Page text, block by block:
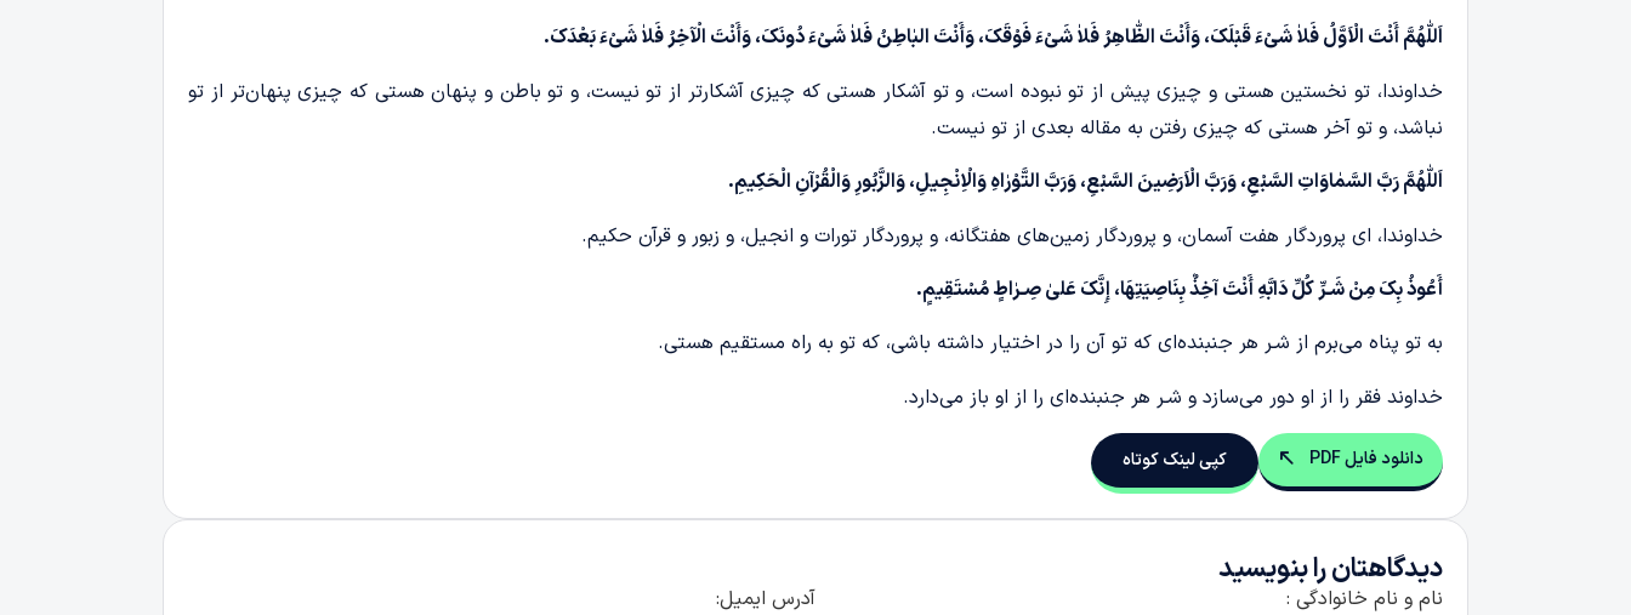
اَللّٰهُمَّ أَنْتَ الْاَوَّلُ فَلاٰ شَیْءَ قَبْلَکَ، وَأَنْتَ الظّٰاهِرُ فَلاٰ شَیْءَ فَوْقَکَ، وَأَنْتَ البٰاطِنُ فَلاٰ شَیْءَ دُونَکَ، وَأَنْتَ الْآخِرُ فَلاٰ شَیْءَ بَعْدَکَ.
خداوندا، تو نخستین هستی و چیزی پیش از تو نبوده است، و تو آشکار هستی که چیزی آشکارتر از تو نیست، و تو باطن و پنهان هستی که چیزی پنهان‌تر از تو
نباشد، و تو آخر هستی که چیزی رفتن به مقاله بعدی از تو نیست.
اَللّٰهُمَّ رَبَّ السَّمٰاوَاتِ السَّبْعِ، وَرَبَّ الْاَرَضِینَ السَّبْعِ، وَرَبَّ التَّوْرٰاهِ وَالْاِنْجِیلِ، وَالزَّبُورِ وَالْقُرْآنِ الْحَکِیمِ.
خداوندا، ای پروردگار هفت آسمان، و پروردگار زمین‌های هفتگانه، و پروردگار تورات و انجیل، و زبور و قرآن حکیم.
أَعُوذُ بِکَ مِنْ شَـرِّ کُلِّ دَابَّهِ أَنْتَ آخِذٌ بِنَاصِیَتِهَا، إِنَّکَ عَلیٰ صِـرٰاطٍ مُسْتَقِیمٍ.
به تو پناه می‌برم از شـر هر جنبنده‌ای که تو آن را در اختیار داشته باشی، که تو به راه مستقیم هستی.
خداوند فقر را از او دور می‌سازد و شـر هر جنبنده‌ای را از او باز می‌دارد.
دانلود فایل PDF کپی لینک کوتاه
دیدگاهتان را بنویسید
نام و نام خانوادگی : آدرس ایمیل: